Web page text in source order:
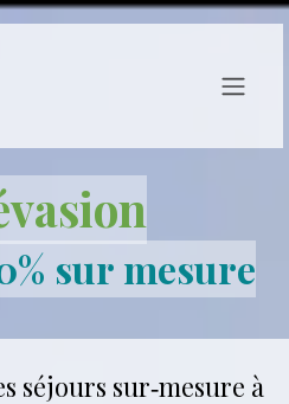
sur mesure
séjours sur‑mesure à